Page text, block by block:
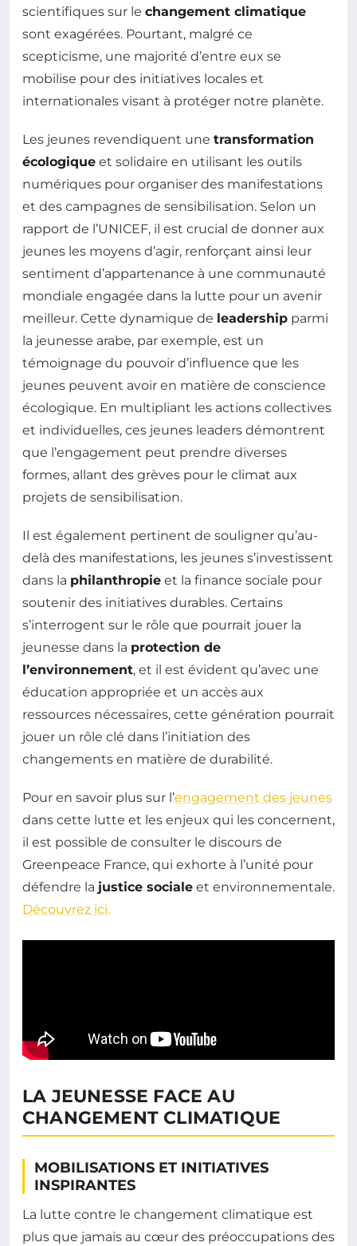
scientifiques sur le changement climatique
sont exagérées. Pourtant, malgré ce
scepticisme, une majorité d’entre eux se
mobilise pour des initiatives locales et
internationales visant à protéger notre planète.
Les jeunes revendiquent une transformation
écologique et solidaire en utilisant les outils
numériques pour organiser des manifestations
et des campagnes de sensibilisation. Selon un
rapport de l’UNICEF, il est crucial de donner aux
jeunes les moyens d’agir, renforçant ainsi leur
sentiment d’appartenance à une communauté
mondiale engagée dans la lutte pour un avenir
meilleur. Cette dynamique de leadership parmi
la jeunesse arabe, par exemple, est un
témoignage du pouvoir d’influence que les
jeunes peuvent avoir en matière de conscience
écologique. En multipliant les actions collectives
et individuelles, ces jeunes leaders démontrent
que l’engagement peut prendre diverses
formes, allant des grèves pour le climat aux
projets de sensibilisation.
Il est également pertinent de souligner qu’au-
delà des manifestations, les jeunes s’investissent
dans la philanthropie et la finance sociale pour
soutenir des initiatives durables. Certains
s’interrogent sur le rôle que pourrait jouer la
jeunesse dans la protection de
l’environnement, et il est évident qu’avec une
éducation appropriée et un accès aux
ressources nécessaires, cette génération pourrait
jouer un rôle clé dans l’initiation des
changements en matière de durabilité.
Pour en savoir plus sur l’engagement des jeunes
dans cette lutte et les enjeux qui les concernent,
il est possible de consulter le discours de
Greenpeace France, qui exhorte à l’unité pour
défendre la justice sociale et environnementale.
Découvrez ici.
LA JEUNESSE FACE AU
CHANGEMENT CLIMATIQUE
MOBILISATIONS ET INITIATIVES
INSPIRANTES
La lutte contre le changement climatique est
plus que jamais au cœur des préoccupations des